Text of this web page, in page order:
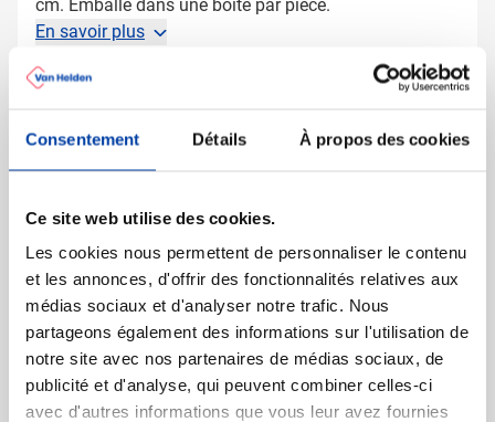
Consentement Détails À propos des cookies
Ce site web utilise des cookies.
Les cookies nous permettent de personnaliser le contenu
et les annonces, d'offrir des fonctionnalités relatives aux
médias sociaux et d'analyser notre trafic. Nous
partageons également des informations sur l'utilisation de
notre site avec nos partenaires de médias sociaux, de
publicité et d'analyse, qui peuvent combiner celles-ci
avec d'autres informations que vous leur avez fournies
cm. Emballé dans une boîte par pièce.
En savoir plus
Plus d'information
318 gramme(s)
Matière
Acier au carbone, PVC
(l x l x h)
D'autres ont aussi regardé